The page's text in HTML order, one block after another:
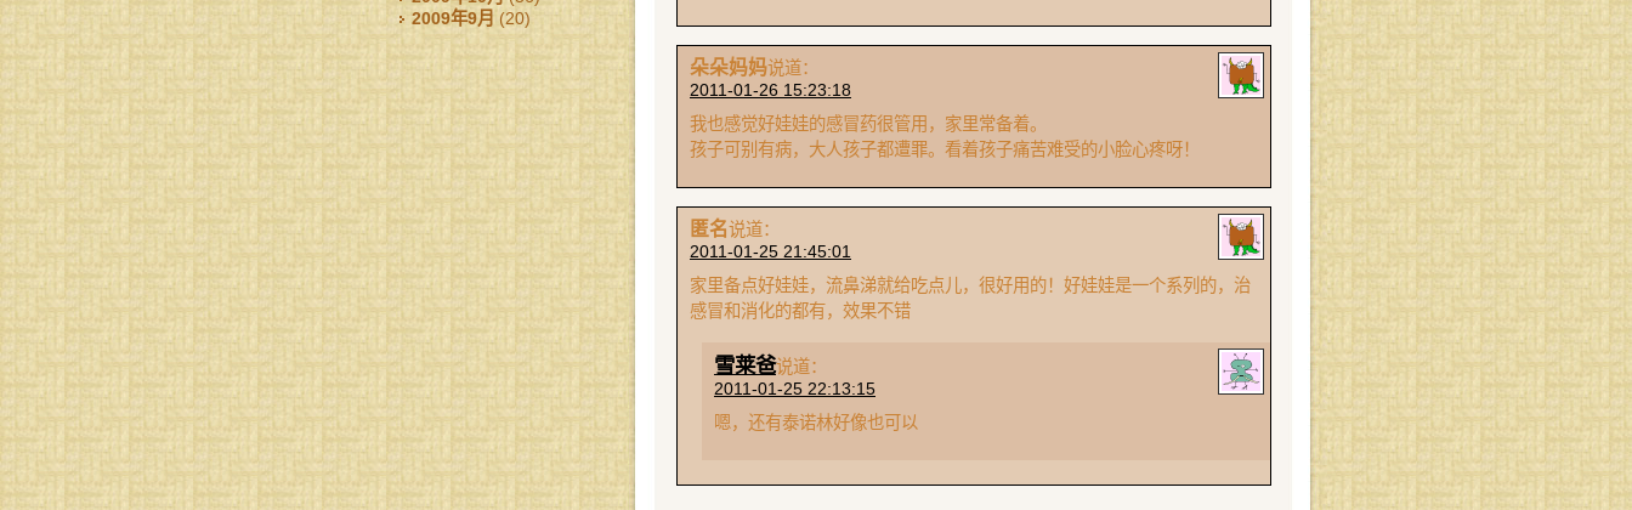
2009年9月 (20)
朵朵妈妈说道：
2011-01-26 15:23:18
我也感觉好娃娃的感冒药很管用，家里常备着。
孩子可别有病，大人孩子都遭罪。看着孩子痛苦难受的小脸心疼呀！
匿名说道：
2011-01-25 21:45:01
家里备点好娃娃，流鼻涕就给吃点儿，很好用的！好娃娃是一个系列的，治
感冒和消化的都有，效果不错
雪莱爸说道：
2011-01-25 22:13:15
嗯，还有泰诺林好像也可以